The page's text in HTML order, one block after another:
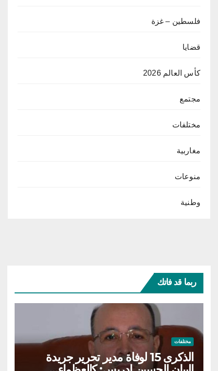
فلسطين – غزة
قضايا
كأس العالم 2026
مجتمع
مختلفات
مغاربية
منوعات
وطنية
ربما قد فاتك
مختلفات
الذكرى 15 لوفاة مدير تحرير جريدة